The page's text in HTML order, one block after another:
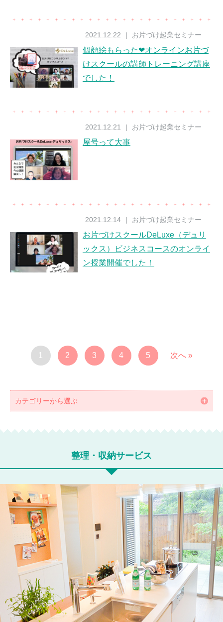
2021.12.22 | お片づけ起業セミナー
似顔絵もらった❤オンラインお片づ
けスクールの講師トレーニング講座
でした！
2021.12.21 | お片づけ起業セミナー
屋号って大事
2021.12.14 | お片づけ起業セミナー
お片づけスクールDeLuxe（デュリ
ックス）ビジネスコースのオンライ
ン授業開催でした！
1 2 3 4 5 次へ »
カテゴリーから選ぶ
整理・収納サービス